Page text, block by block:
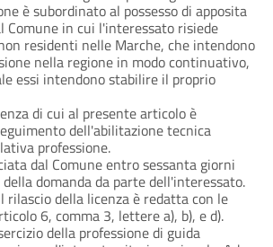
è subordinato al possesso di apposita
Comune in cui l'interessato risiede
residenti nelle Marche, che intendono
nella regione in modo continuativo,
essi intendono stabilire il proprio
di cui al presente articolo è
dell'abilitazione tecnica
professione.
dal Comune entro sessanta giorni
domanda da parte dell'interessato.
rilascio della licenza è redatta con le
6, comma 3, lettere a), b), e d).
della professione di guida